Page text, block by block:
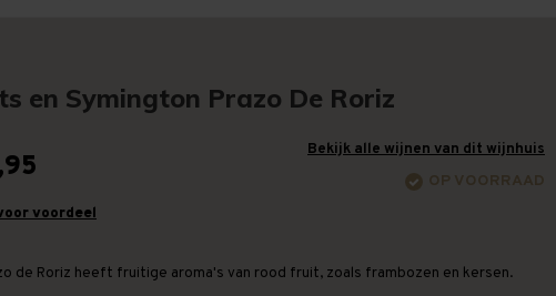
en Symington Prazo De Roriz
Bekijk alle wijnen van dit wijnhuis
OP VOORRAAD
voordeel
de Roriz heeft fruitige aroma's van rood fruit, zoals frambozen en kersen.